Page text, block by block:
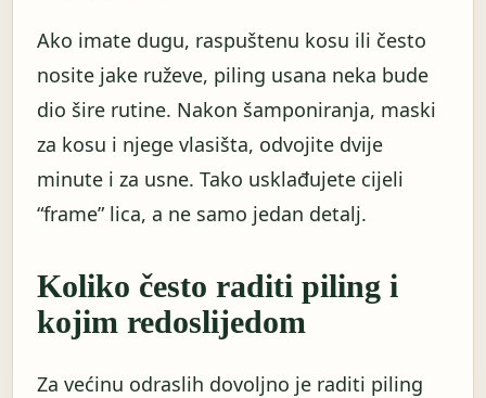
Ako imate dugu, raspuštenu kosu ili često
nosite jake ruževe, piling usana neka bude
dio šire rutine. Nakon šamponiranja, maski
za kosu i njege vlasišta, odvojite dvije
minute i za usne. Tako usklađujete cijeli
“frame” lica, a ne samo jedan detalj.
Koliko često raditi piling i
kojim redoslijedom
Za većinu odraslih dovoljno je raditi piling